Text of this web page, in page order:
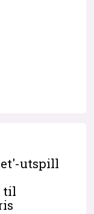
utspill
til